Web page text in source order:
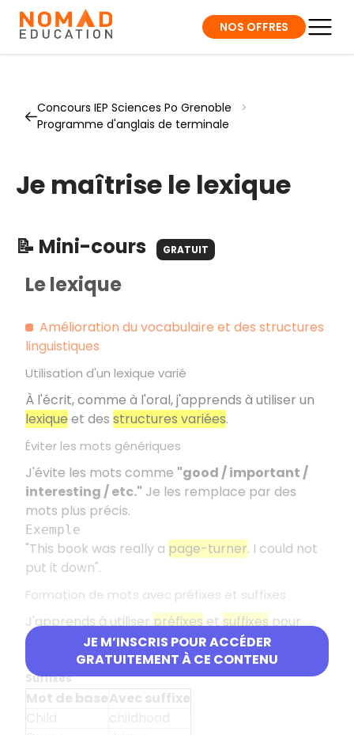
NOS OFFRES
Concours IEP Sciences Po Grenoble
>
Programme d'anglais de terminale
Je maîtrise le lexique
📝 Mini-cours GRATUIT
JE M’INSCRIS POUR ACCÉDER
GRATUITEMENT À CE CONTENU
Le lexique
Amélioration du vocabulaire et des structures
linguistiques
Utilisation d'un lexique varié
À l'écrit, comme à l'oral, j'apprends à utiliser un
lexique et des structures variées.
Éviter les mots génériques
J'évite les mots comme "good / important /
interesting / etc." Je les remplace par des
mots plus précis.
Exemple
"This book was really a page-turner. I could not
put it down".
Formation de mots avec préfixes et suffixes
J'apprends à utiliserpréfixesetsuffixespour
former d'autres mots et améliorer mon
vocabulaire.
Suffixes
Mot de baseAvec suffixe
Child
childhood